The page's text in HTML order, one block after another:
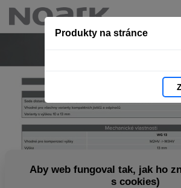
Produkty na stránce
Aby web fungoval tak, jak ho
s cookies)